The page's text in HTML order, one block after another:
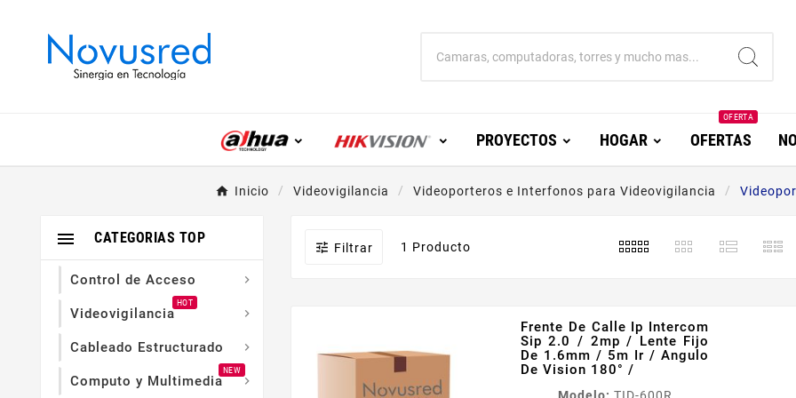
PROYECTOS HOGAR OFERTAS
OFERTA
Inicio Videovigilancia Videoporteros e Interfonos para Videovigilancia
CATEGORIAS TOP

Control de Acceso 
Videovigilancia
HOT

Cableado Estructurado 
Computo y Multimedia
NEW

 Filtrar 1 Producto
Frente De Calle Ip Intercom
Sip 2.0 / 2mp / Lente Fijo
De 1.6mm / 5m Ir / Angulo
De Vision 180° /